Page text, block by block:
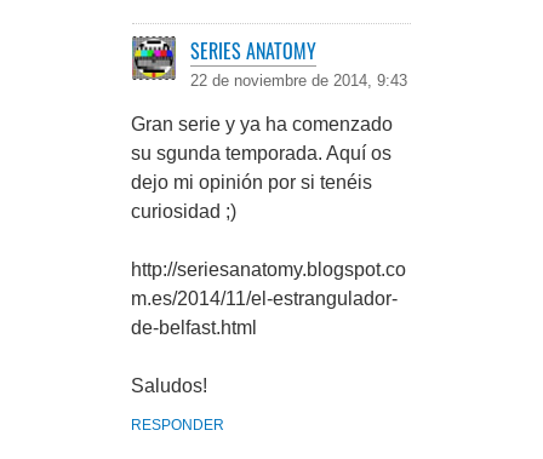
SERIES ANATOMY
22 de noviembre de 2014, 9:43
Gran serie y ya ha comenzado
su sgunda temporada. Aquí os
dejo mi opinión por si tenéis
curiosidad ;)
http://seriesanatomy.blogspot.co
m.es/2014/11/el-estrangulador-
de-belfast.html
Saludos!
RESPONDER